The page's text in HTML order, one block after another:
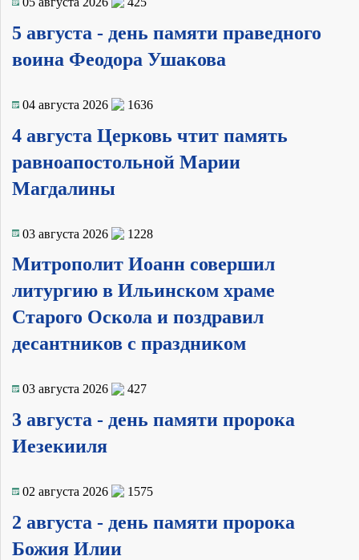
5 августа - день памяти праведного
воина Феодора Ушакова
04 августа 2026 1636
4 августа Церковь чтит память
равноапостольной Марии
Магдалины
03 августа 2026 1228
Митрополит Иоанн совершил
литургию в Ильинском храме
Старого Оскола и поздравил
десантников с праздником
03 августа 2026 427
3 августа - день памяти пророка
Иезекииля
02 августа 2026 1575
2 августа - день памяти пророка
Божия Илии